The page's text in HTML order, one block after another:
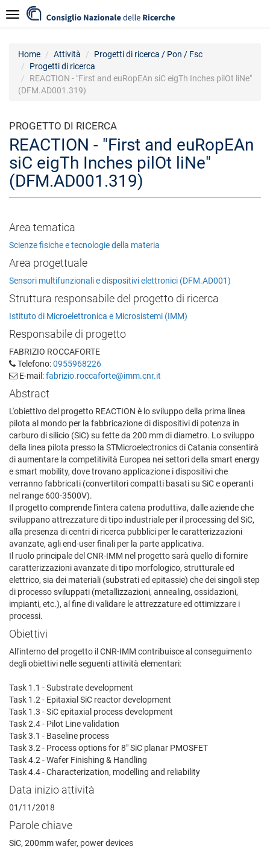
al
contenuto
Navigazione
Home Attività
Progetti di ricerca / Pon / Fsc
Progetti di ricerca
REACTION - "First and euRopEAn siC eigTh Inches pilOt liNe"
(DFM.AD001.319)
PROGETTO DI RICERCA
REACTION - "First and euRopEAn
siC eigTh Inches pilOt liNe"
(DFM.AD001.319)
Area tematica
Scienze fisiche e tecnologie della materia
Area progettuale
Sensori multifunzionali e dispositivi elettronici (DFM.AD001)
Struttura responsabile del progetto di ricerca
Istituto di Microelettronica e Microsistemi (IMM)
Responsabile di progetto
FABRIZIO ROCCAFORTE
Telefono:0955968226
E-mail:fabrizio.roccaforte@imm.cnr.it
Abstract
L'obiettivo del progetto REACTION è lo sviluppo della prima linea
pilota al mondo per la fabbricazione di dispositivi di potenza in
carburo di silicio (SiC) su fette da 200 mm di diametro. Lo sviluppo
della linea pilota presso la STMicroelectronics di Catania consentirà
di aumentare la competitività Europea nei settori della smart energy
e smart mobility, dove trovano applicazione i dispositivi che
verranno fabbricati (convertitori compatti basati su SiC e operanti
nel range 600-3500V).
Il progetto comprende l'intera catena produttiva, dalle aziende che
sviluppano attrezzature di tipo industriale per il processing del SiC,
alla presenza di centri di ricerca pubblici per le caratterizzazioni
avanzate, agli end-user finali per la parte applicativa.
Il ruolo principale del CNR-IMM nel progetto sarà quello di fornire
caratterizzazioni avanzate di tipo morfologico, strutturale ed
elettrico, sia dei materiali (substrati ed epitassie) che dei singoli step
di processo sviluppati (metallizzazioni, annealing, ossidazioni,
impianti, etc.), al fine di validare le attrezzature ed ottimizzare i
processi.
Obiettivi
All'interno del progetto il CNR-IMM contribuisce al conseguimento
degli obiettivi nelle seguenti attività elementari:
Task 1.1 - Substrate development
Task 1.2 - Epitaxial SiC reactor development
Task 1.3 - SiC epitaxial process development
Task 2.4 - Pilot Line validation
Task 3.1 - Baseline process
Task 3.2 - Process options for 8" SiC planar PMOSFET
Task 4.2 - Wafer Finishing & Handling
Task 4.4 - Characterization, modelling and reliability
Data inizio attività
01/11/2018
Parole chiave
SiC, 200mm wafer, power devices